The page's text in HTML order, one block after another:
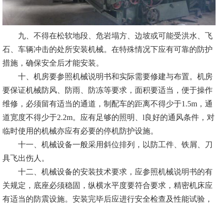
九、不得在松软地段、危岩塌方、边坡或可能受洪水、飞
石、车辆冲击的处所安装机械。在特殊情况下应有可靠的防护
措施，确保安全后才能安装。
十、机房要参照机械说明书和实际需要修建与布置。机房
要保证机械防风、防雨、防冻等要求，面积要适当，便于操作
维修，必须留有适当的通道，制配车的距离不得少于1.5m，通
道宽度不得少于2.2m。应有足够的照明、l良好的通风条件，对
临时使用的机械亦应有必要的停机防护设施。
十一、机械设备一般采用斜位排列，以防工件、铁屑、刀
具飞出伤人。
十二、机械设备的安装技术要求，应参照机械说明书的有
关规定，底座必须稳固，纵横水平度要符合要求，精密机床应
有适当的防震设施。安装完毕后应进行安全检查及性能试验，